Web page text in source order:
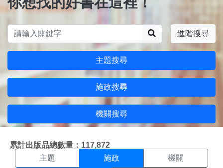
進階搜尋
主題搜尋
施政搜尋
機關搜尋
累計出版品總數量：117,872
施政搜尋結果頁面
主題 施政 機關